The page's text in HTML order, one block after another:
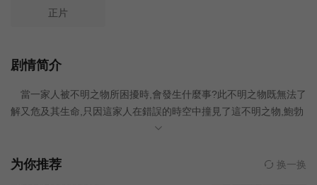
正片
剧情简介
當一家人被不明之物所困擾時,會發生什麼事?此不明之物既無法了
解又危及其生命,只因這家人在錯誤的時空中撞見了這不明之物,鮑勃
及妻子黛茲和12歲的小兒子安迪,剛完成山上健行,疲憊卻很愉快,卻
候醒來,卻對發生的事情毫無記憶,他們回到原來的生活軌道中,試圖淡
为你推荐 换一换